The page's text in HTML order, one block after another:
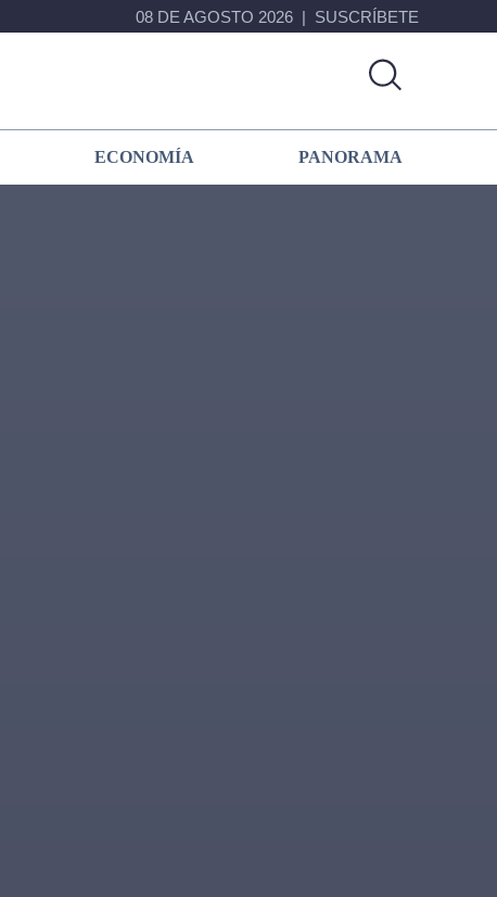
08 DE AGOSTO 2026 SUSCRÍBETE
ECONOMÍA PANORAMA